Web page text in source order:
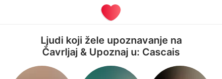
Ljudi koji žele upoznavanje na
Čavrljaj & Upoznaj u: Cascais